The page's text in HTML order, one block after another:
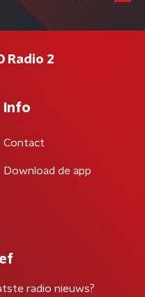
Radio 2
Info
Contact
Download de app
radio nieuws?